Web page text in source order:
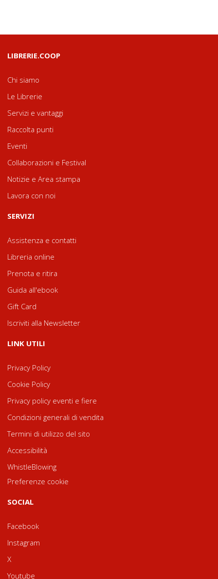
LIBRERIE.COOP
Chi siamo
Le Librerie
Servizi e vantaggi
Raccolta punti
Eventi
Collaborazioni e Festival
Notizie e Area stampa
Lavora con noi
SERVIZI
Assistenza e contatti
Libreria online
Prenota e ritira
Guida all'ebook
Gift Card
Iscriviti alla Newsletter
LINK UTILI
Privacy Policy
Cookie Policy
Privacy policy eventi e fiere
Condizioni generali di vendita
Termini di utilizzo del sito
Accessibilità
WhistleBlowing
Preferenze cookie
SOCIAL
Facebook
Instagram
X
Youtube